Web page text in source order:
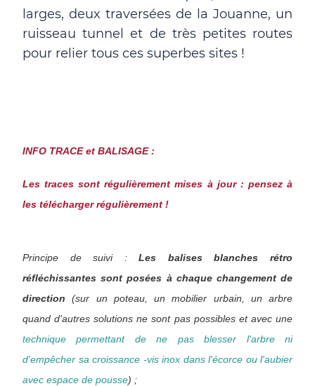
larges, deux traversées de la Jouanne, un
ruisseau tunnel et de très petites routes
pour relier tous ces superbes sites !
INFO TRACE et BALISAGE :
Les traces sont régulièrement mises à jour : pensez à
les télécharger régulièrement !
Principe de suivi :Les balises blanches rétro
réfléchissantes sont posées à chaque changement de
direction (sur un poteau, un mobilier urbain, un arbre
quand d'autres solutions ne sont pas possibles et avec une
technique permettant de ne pas blesser l'arbre ni
d'empêcher sa croissance -vis inox dans l'écorce ou l'aubier
avec espace de pousse) ;